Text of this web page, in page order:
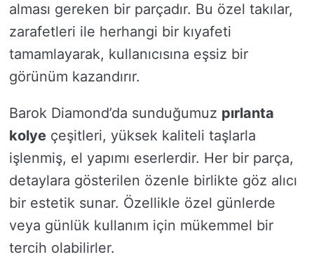
alması gereken bir parçadır. Bu özel takılar,
zarafetleri ile herhangi bir kıyafeti
tamamlayarak, kullanıcısına eşsiz bir
görünüm kazandırır.
Barok Diamond’da sunduğumuz pırlanta
kolye çeşitleri, yüksek kaliteli taşlarla
işlenmiş, el yapımı eserlerdir. Her bir parça,
detaylara gösterilen özenle birlikte göz alıcı
bir estetik sunar. Özellikle özel günlerde
veya günlük kullanım için mükemmel bir
tercih olabilirler.